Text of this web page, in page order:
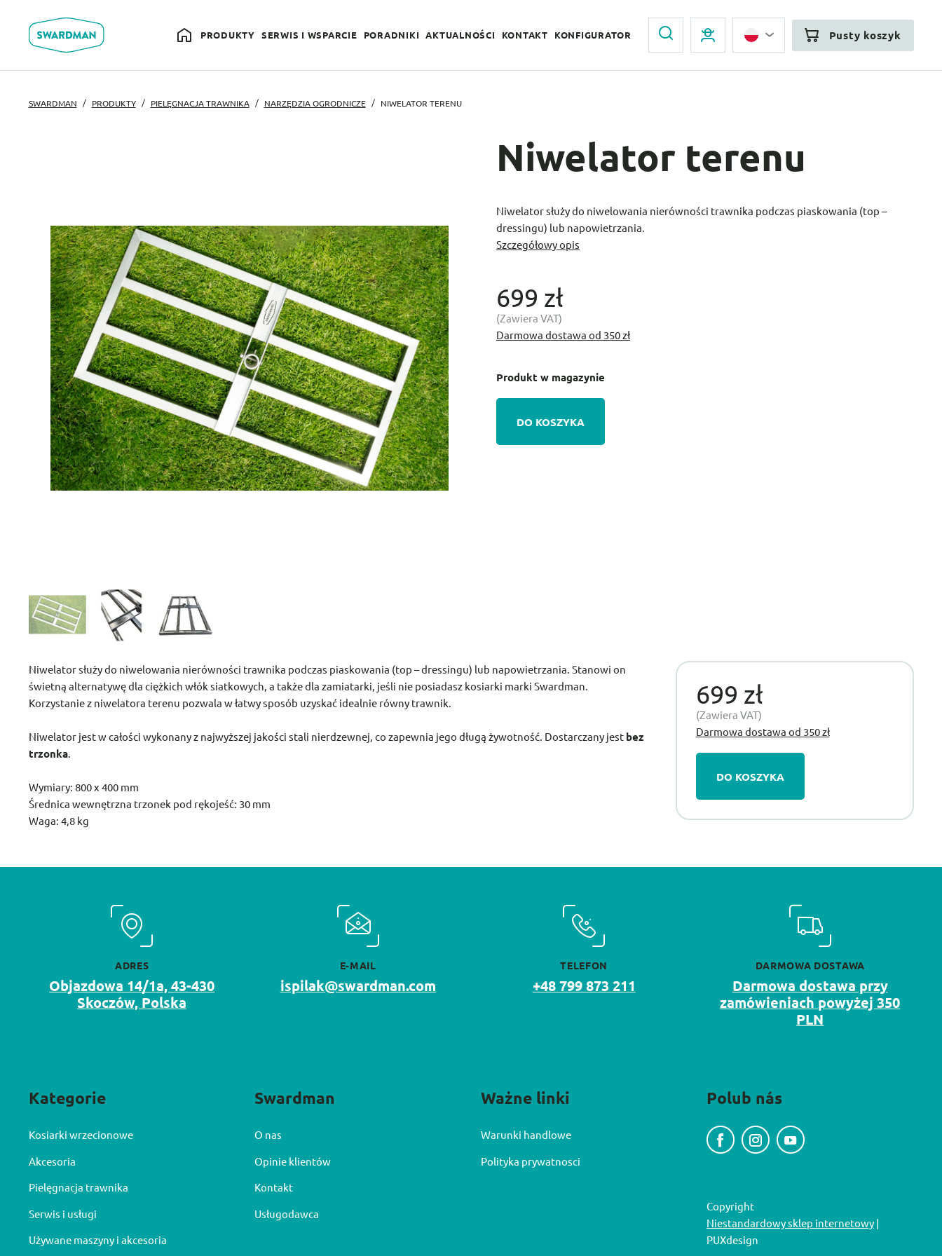
PRODUKTY SERWIS I WSPARCIE PORADNIKI AKTUALNOŚCI KONTAKT KONFIGURATOR Pusty koszyk
SWARDMAN PRODUKTY PIELĘGNACJA TRAWNIKA NARZĘDZIA OGRODNICZE NIWELATOR TERENU
Niwelator terenu
Niwelator służy do niwelowania nierówności trawnika podczas piaskowania (top –
dressingu) lub napowietrzania.
Szczegółowy opis
699 zł
(Zawiera VAT)
Darmowa dostawa od 350 zł
Produkt w magazynie
DO KOSZYKA
Niwelator służy do niwelowania nierówności trawnika podczas piaskowania (top – dressingu) lub napowietrzania. Stanowi on
świetną alternatywę dla ciężkich włók siatkowych, a także dla zamiatarki, jeśli nie posiadasz kosiarki marki Swardman.
Korzystanie z niwelatora terenu pozwala w łatwy sposób uzyskać idealnie równy trawnik.
Niwelator jest w całości wykonany z najwyższej jakości stali nierdzewnej, co zapewnia jego długą żywotność. Dostarczany jest bez
trzonka.
Wymiary: 800 x 400 mm
Średnica wewnętrzna trzonek pod rękojeść: 30 mm
Waga: 4,8 kg
699 zł
(Zawiera VAT)
Darmowa dostawa od 350 zł
DO KOSZYKA
ADRES
Objazdowa 14/1a, 43-430
Skoczów, Polska
E-MAIL
ispilak@swardman.com
TELEFON
+48 799 873 211
DARMOWA DOSTAWA
Darmowa dostawa przy
zamówieniach powyżej 350
PLN
Kategorie
Kosiarki wrzecionowe
Akcesoria
Pielęgnacja trawnika
Serwis i usługi
Używane maszyny i akcesoria
Swardman
O nas
Opinie klientów
Kontakt
Usługodawca
Ważne linki
Warunki handlowe
Polityka prywatnosci
Polub nás
Copyright
Niestandardowy sklep internetowy |
PUXdesign